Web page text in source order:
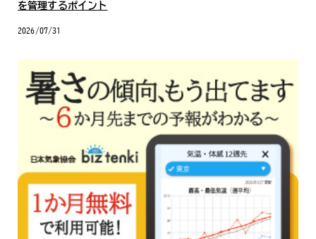
を管理するポイント
2026/07/31